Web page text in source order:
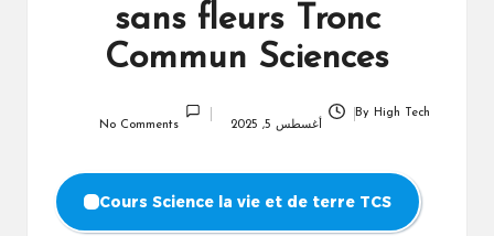
sans fleurs Tronc
Commun Sciences
ByHigh Tech
أغسطس 5, 2025
No Comments
Cours Science la vie et de terre TCS